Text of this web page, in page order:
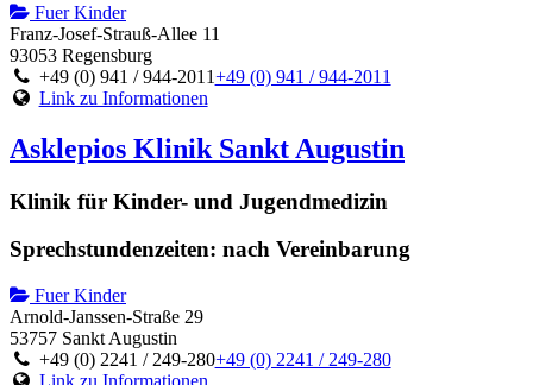
Fuer Kinder
Franz-Josef-Strauß-Allee 11
93053 Regensburg
+49 (0) 941 / 944-2011+49 (0) 941 / 944-2011
Link zu Informationen
Asklepios Klinik Sankt Augustin
Klinik für Kinder- und Jugendmedizin
Sprechstundenzeiten: nach Vereinbarung
Fuer Kinder
Arnold-Janssen-Straße 29
53757 Sankt Augustin
+49 (0) 2241 / 249-280+49 (0) 2241 / 249-280
Link zu Informationen